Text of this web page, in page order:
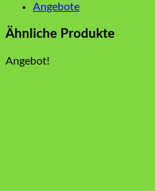
Angebote
Ähnliche Produkte
Angebot!